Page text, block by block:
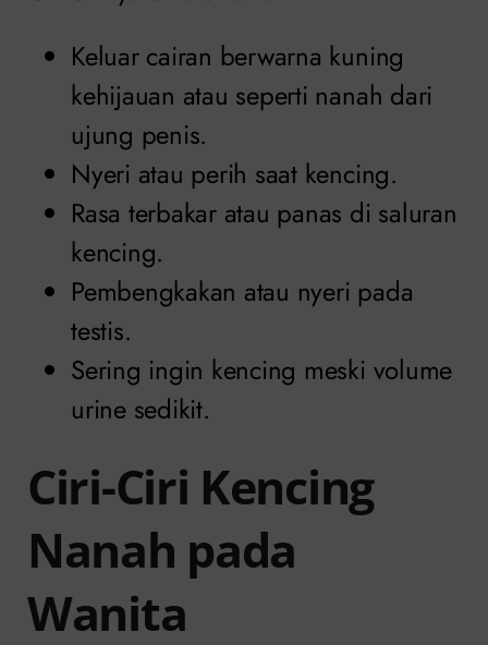
Keluar cairan berwarna kuning
kehijauan atau seperti nanah dari
ujung penis.
Nyeri atau perih saat kencing.
Rasa terbakar atau panas di saluran
kencing.
Pembengkakan atau nyeri pada
testis.
Sering ingin kencing meski volume
urine sedikit.
Ciri-Ciri Kencing
Nanah pada
Wanita